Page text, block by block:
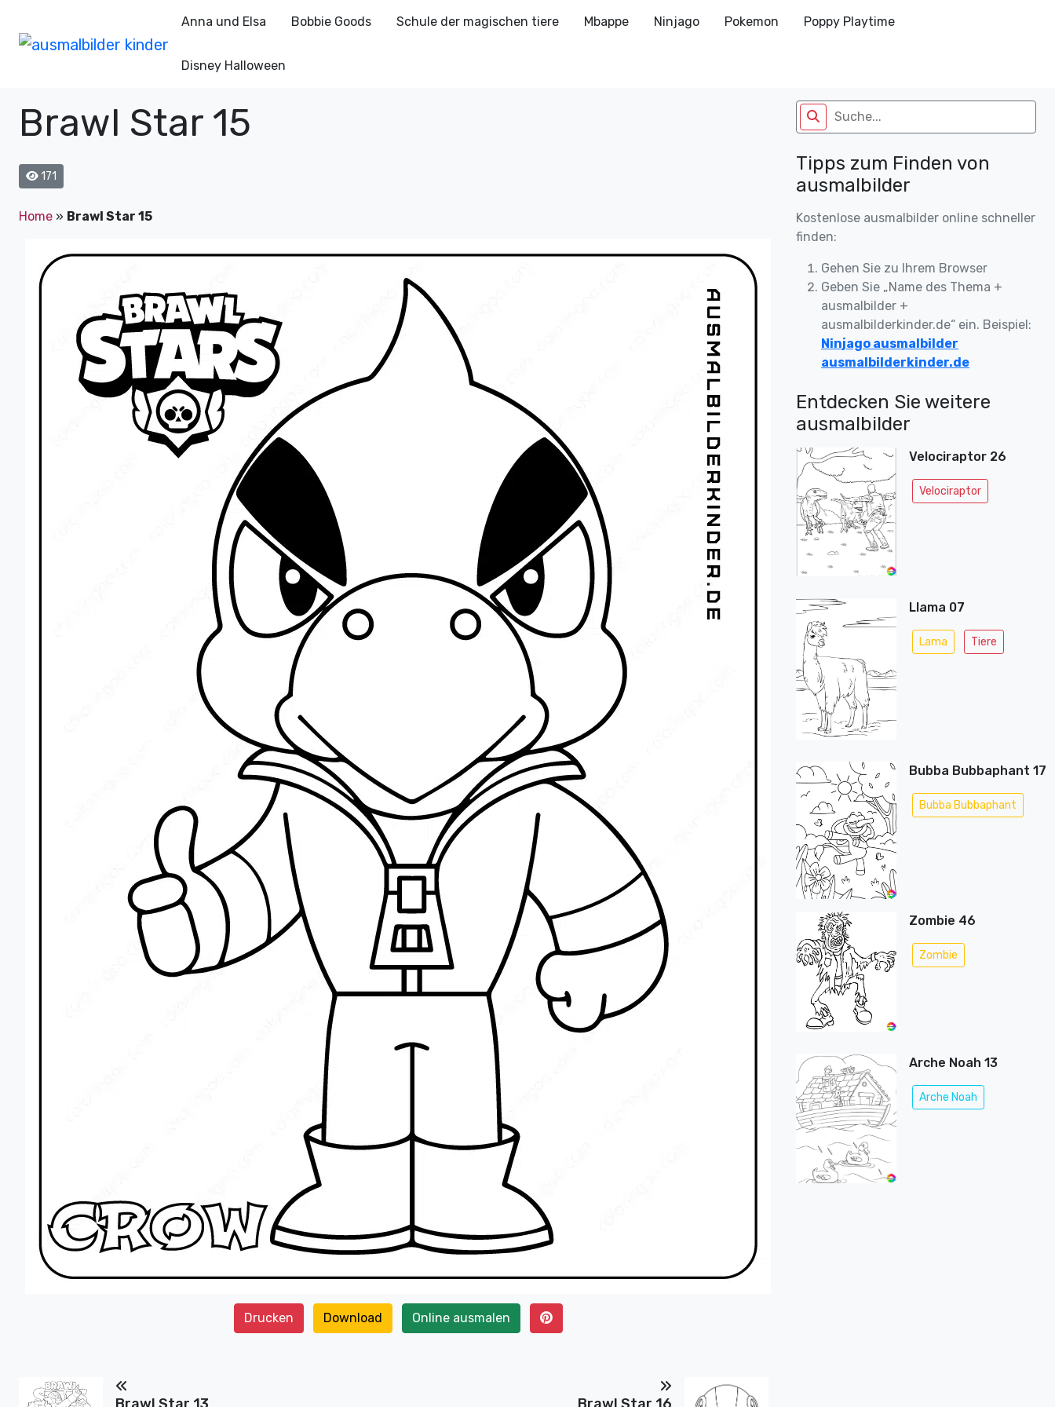
Anna und Elsa Bobbie Goods Schule der magischen tiere Mbappe Ninjago Pokemon Poppy Playtime
Disney Halloween
Brawl Star 15
171
Home » Brawl Star 15
Drucken Download Online ausmalen
Tipps zum Finden von
ausmalbilder
Kostenlose ausmalbilder online schneller
finden:
Gehen Sie zu Ihrem Browser
Geben Sie „Name des Thema +
ausmalbilder +
ausmalbilderkinder.de“ ein. Beispiel:
Ninjago ausmalbilder
ausmalbilderkinder.de
Entdecken Sie weitere
ausmalbilder
Velociraptor 26
Velociraptor
Llama 07
Lama Tiere
Bubba Bubbaphant 17
Bubba Bubbaphant
Zombie 46
Zombie
Arche Noah 13
Arche Noah